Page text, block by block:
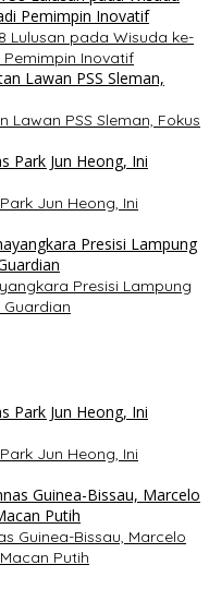
Lulusan pada Wisuda ke-
Pemimpin Inovatif
Lawan PSS Sleman, Fokus
Jun Heong, Ini
Presisi Lampung
Guardian
Jun Heong, Ini
Guinea-Bissau, Marcelo
Putih